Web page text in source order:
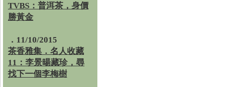
TVBS：普洱茶，身價
勝黃金
．11/10/2015
茶香雅集．名人收藏
11：李景暘藏珍，尋
找下一個李梅樹